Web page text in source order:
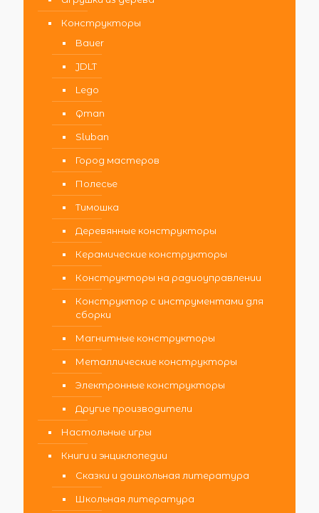
Конструкторы
Bauer
JDLT
Lego
Qman
Sluban
Город мастеров
Полесье
Тимошка
Деревянные конструкторы
Керамические конструкторы
Конструкторы на радиоуправлении
Конструктор с инструментами для
сборки
Магнитные конструкторы
Металлические конструкторы
Электронные конструкторы
Другие производители
Настольные игры
Книги и энциклопедии
Сказки и дошкольная литература
Школьная литература